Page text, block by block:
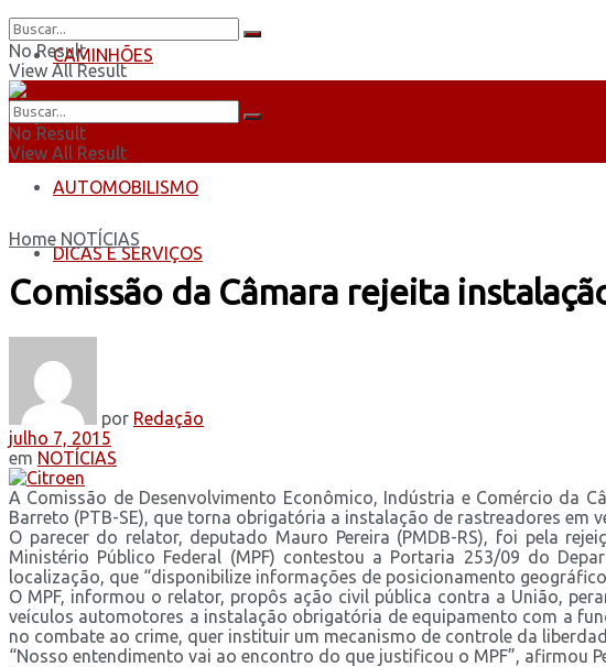
CAMINHÕES
ÔNIBUS
AUTOMOBILISMO
DICAS E SERVIÇOS
No Result
View All Result
No Result
View All Result
Home NOTÍCIAS
Comissão da Câmara rejeita
por Redação
julho 7, 2015
em NOTÍCIAS
A Comissão de Desenvolvimento Econômico, Indústria e Comércio da
Barreto (PTB-SE), que torna obrigatória a instalação de rastreadores
O parecer do relator, deputado Mauro Pereira (PMDB-RS), foi pela
Ministério Público Federal (MPF) contestou a Portaria 253/09 do
localização, que “disponibilize informações de posicionamento
O MPF, informou o relator, propôs ação civil pública contra a União,
veículos automotores a instalação obrigatória de equipamento com a
no combate ao crime, quer instituir um mecanismo de controle da
“Nosso entendimento vai ao encontro do que justificou o MPF”, afirmou